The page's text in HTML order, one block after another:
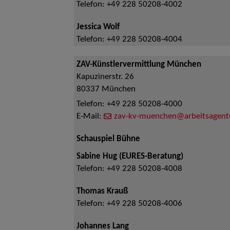
Telefon: +49 228 50208-4002
Jessica Wolf
Telefon: +49 228 50208-4004
ZAV-Künstlervermittlung München
Kapuzinerstr. 26
80337 München
Telefon: +49 228 50208-4000
E-Mail:
zav-kv-
Schauspiel Bühne
Sabine Hug (EURES-Beratung)
Telefon: +49 228 50208-4008
Thomas Krauß
Telefon: +49 228 50208-4006
Johannes Lang